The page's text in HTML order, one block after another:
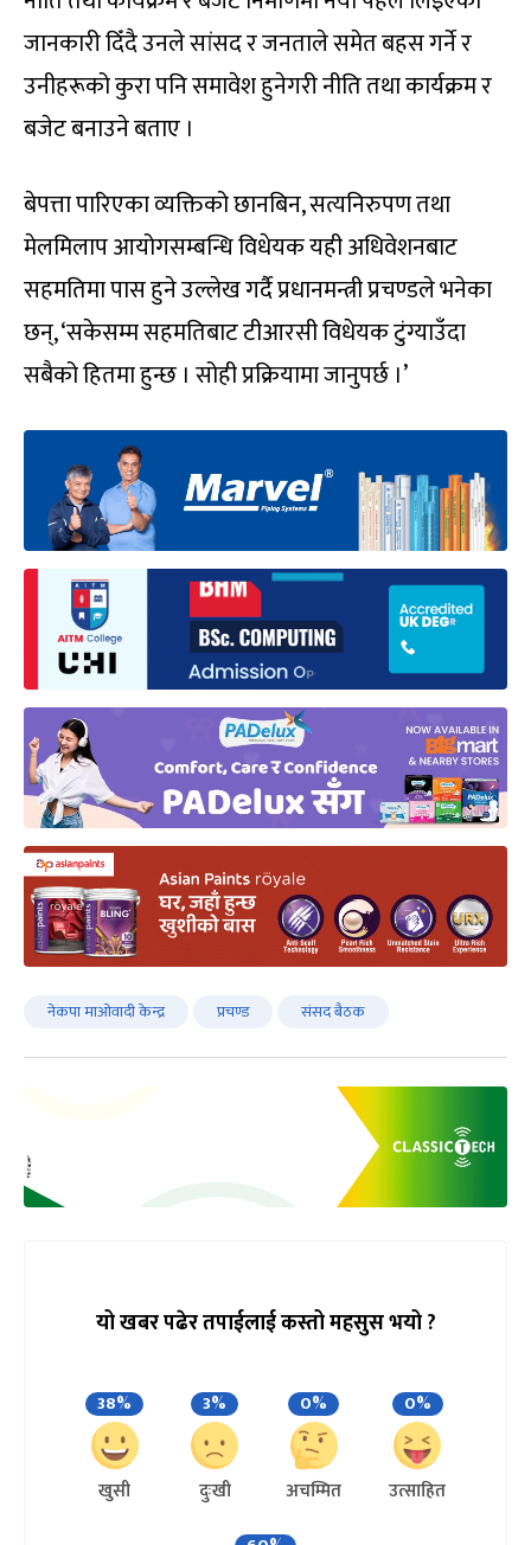
जानकारी दिँदै उनले सांसद र जनताले समेत बहस गर्ने र
उनीहरूको कुरा पनि समावेश हुनेगरी नीति तथा कार्यक्रम र
बजेट बनाउने बताए ।
बेपत्ता पारिएका व्यक्तिको छानबिन, सत्यनिरुपण तथा
मेलमिलाप आयोगसम्बन्धि विधेयक यही अधिवेशनबाट
सहमतिमा पास हुने उल्लेख गर्दै प्रधानमन्त्री प्रचण्डले भनेका
छन्, ‘सकेसम्म सहमतिबाट टीआरसी विधेयक टुंग्याउँदा
सबैको हितमा हुन्छ । सोही प्रक्रियामा जानुपर्छ ।’
नेकपा माओवादी केन्द्र प्रचण्ड संसद बैठक
यो खबर पढेर तपाईलाई कस्तो महसुस भयो ?
38%
खुसी
3%
दुःखी
0%
अचम्मित
0%
उत्साहित